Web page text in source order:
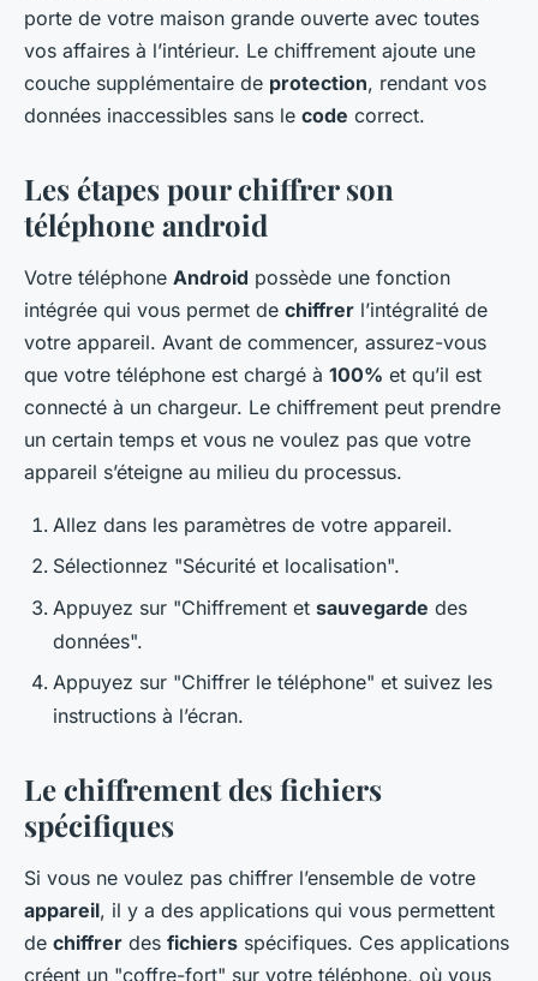
porte de votre maison grande ouverte avec toutes
vos affaires à l’intérieur. Le chiffrement ajoute une
couche supplémentaire de protection, rendant vos
données inaccessibles sans le code correct.
Les étapes pour chiffrer son
téléphone android
Votre téléphone Android possède une fonction
intégrée qui vous permet de chiffrer l’intégralité de
votre appareil. Avant de commencer, assurez-vous
que votre téléphone est chargé à 100% et qu’il est
connecté à un chargeur. Le chiffrement peut prendre
un certain temps et vous ne voulez pas que votre
appareil s’éteigne au milieu du processus.
Allez dans les paramètres de votre appareil.
Sélectionnez "Sécurité et localisation".
Appuyez sur "Chiffrement et sauvegarde des
données".
Appuyez sur "Chiffrer le téléphone" et suivez les
instructions à l’écran.
Le chiffrement des fichiers
spécifiques
Si vous ne voulez pas chiffrer l’ensemble de votre
appareil, il y a des applications qui vous permettent
de chiffrer des fichiers spécifiques. Ces applications
créent un "coffre-fort" sur votre téléphone, où vous